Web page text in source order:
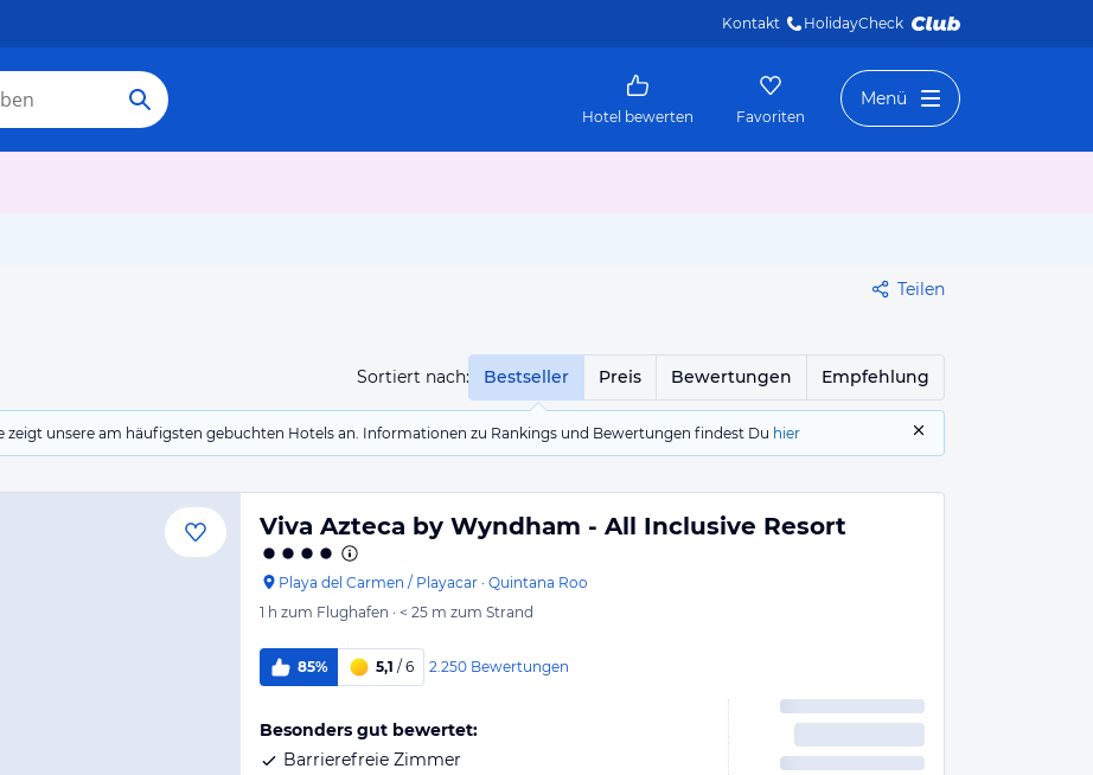
Kontakt HolidayCheck
Hotel bewerten Favoriten
Menü
Teilen
Sortiert nach: Bestseller Preis Bewertungen Empfehlung
zeigt unsere am häufigsten gebuchten Hotels an. Informationen zu Rankings und Bewertungen findest Du hier
Viva Azteca by Wyndham - All Inclusive Resort
Playa del Carmen / Playacar · Quintana Roo
1 h zum Flughafen · < 25 m zum Strand
85% 5,1 / 6 2.250 Bewertungen
Besonders gut bewertet:
Barrierefreie Zimmer